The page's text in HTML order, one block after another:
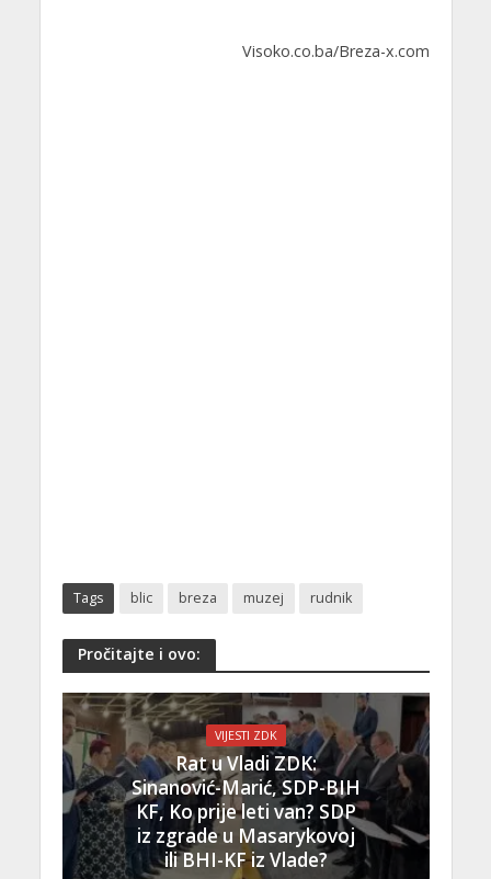
Visoko.co.ba/Breza-x.com
Tags blic breza muzej rudnik
Pročitajte i ovo:
VIJESTI ZDK
Rat u Vladi ZDK:
Sinanović-Marić, SDP-BIH
KF, Ko prije leti van? SDP
iz zgrade u Masarykovoj
ili BHI-KF iz Vlade?